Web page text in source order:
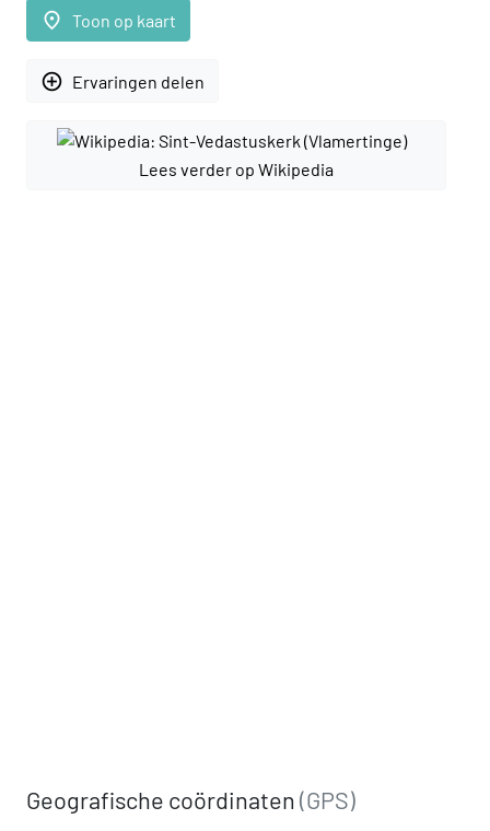
place Toon op kaart
add_circle_outline Ervaringen delen
Lees verder op Wikipedia
Geografische coördinaten(GPS)